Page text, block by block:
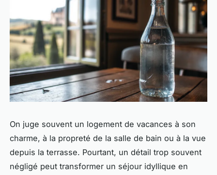
On juge souvent un logement de vacances à son
charme, à la propreté de la salle de bain ou à la vue
depuis la terrasse. Pourtant, un détail trop souvent
négligé peut transformer un séjour idyllique en